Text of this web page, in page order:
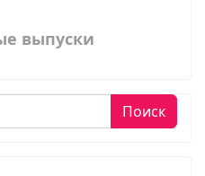
выпуски
Поиск